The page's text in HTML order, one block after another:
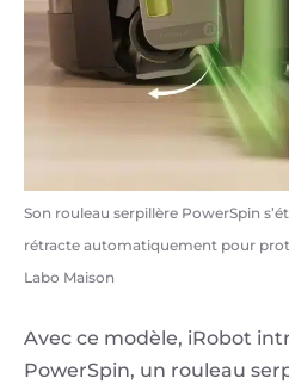
Son rouleau serpillère PowerSpin
rétracte automatiquement pour
Labo Maison
Avec ce modèle, iRobot
PowerSpin, un rouleau